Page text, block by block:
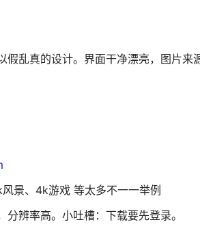
乱真的设计。界面干净漂亮，图片来
景、4k游戏 等太多不一一举例
辨率高。小吐槽：下载要先登录。